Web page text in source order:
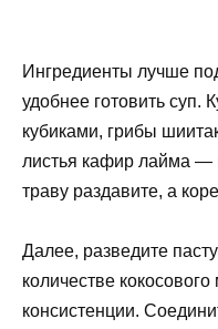
Ингредиенты лучше
удобнее готовить суп.
кубиками, грибы
листья кафир лайма —
траву раздавите, а
Далее, разведите
количестве
консистенции.